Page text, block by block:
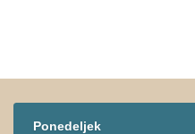
Ponedeljek